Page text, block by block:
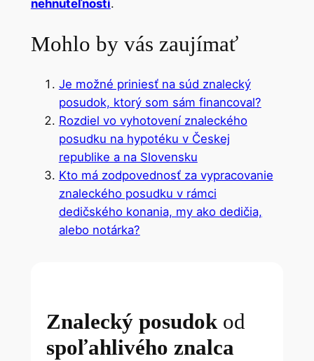
nehnuteľnosti.
Mohlo by vás zaujímať
Je možné priniesť na súd znalecký
posudok, ktorý som sám financoval?
Rozdiel vo vyhotovení znaleckého
posudku na hypotéku v Českej
republike a na Slovensku
Kto má zodpovednosť za vypracovanie
znaleckého posudku v rámci
dedičského konania, my ako dedičia,
alebo notárka?
Znalecký posudokod
spoľahlivého znalca